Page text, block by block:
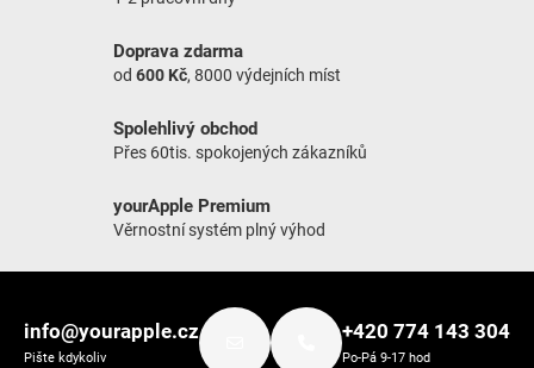
Doprava zdarma
od 600 Kč, 8000 výdejních míst
Spolehlivý obchod
Přes 60tis. spokojených zákazníků
yourApple Premium
Věrnostní systém plný výhod
info@yourapple.cz
Pište kdykoliv
+420 774 143 304
Po-Pá 9-17 hod